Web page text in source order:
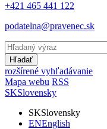
+421 465 441 122
podatelna@pravenec.sk
Hľadať
rozšírené vyhľadávanie
Mapa webu RSS
SKSlovensky
SKSlovensky
ENEnglish